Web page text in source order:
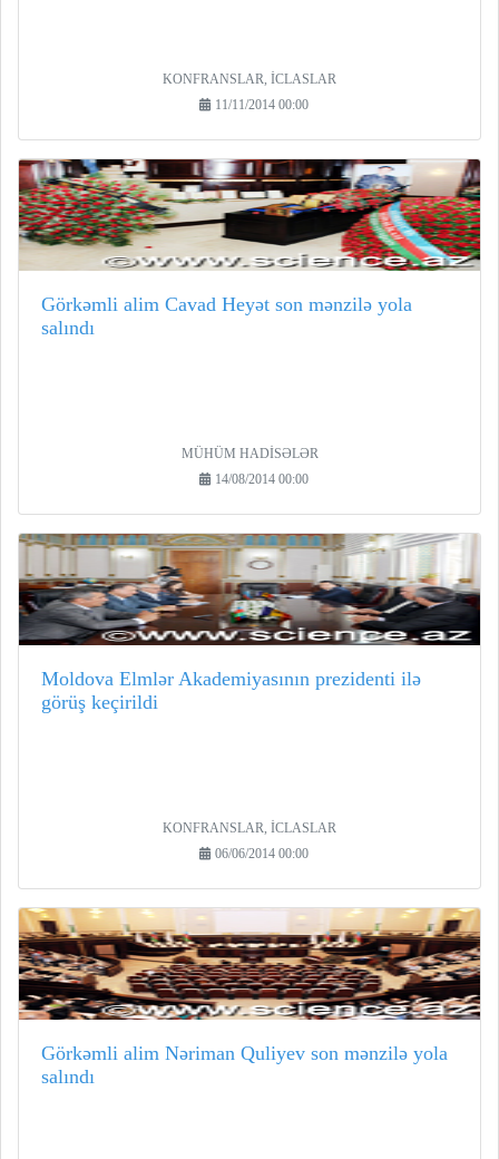
KONFRANSLAR, İCLASLAR
11/11/2014 00:00
Görkəmli alim Cavad Heyət son mənzilə yola
salındı
MÜHÜM HADİSƏLƏR
14/08/2014 00:00
Moldova Elmlər Akademiyasının prezidenti ilə
görüş keçirildi
KONFRANSLAR, İCLASLAR
06/06/2014 00:00
Görkəmli alim Nəriman Quliyev son mənzilə yola
salındı